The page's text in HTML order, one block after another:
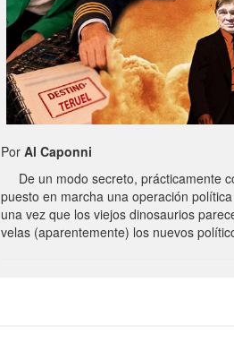
Por Al Caponni
De un modo secreto, prácticamente
puesto en marcha una operación
una vez que los viejos dinosaurios
velas (aparentemente) los nuevos